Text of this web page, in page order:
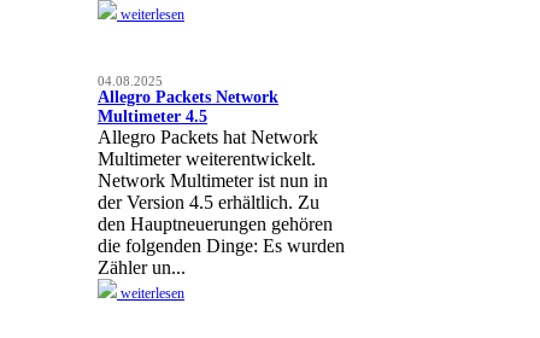
weiterlesen
04.08.2025
Allegro Packets Network
Multimeter 4.5
Allegro Packets hat Network
Multimeter weiterentwickelt.
Network Multimeter ist nun in
der Version 4.5 erhältlich. Zu
den Hauptneuerungen gehören
die folgenden Dinge: Es wurden
Zähler un...
weiterlesen